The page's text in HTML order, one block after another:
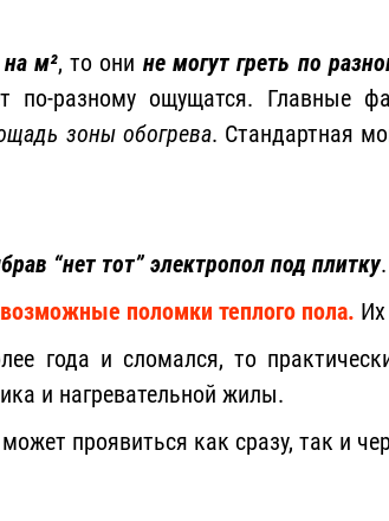
м², то они не могут греть по
по-разному ощущатся. Главные
зоны обогрева. Стандартная
“нет тот” электропол под плитку.
поломки теплого пола.
года и сломался, то
и нагревательной жилы.
проявиться как сразу, так и